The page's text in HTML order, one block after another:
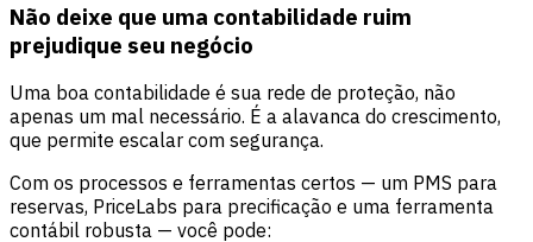
Não deixe que uma contabilidade ruim
prejudique seu negócio
Uma boa contabilidade é sua rede de proteção, não
apenas um mal necessário. É a alavanca do crescimento,
que permite escalar com segurança.
Com os processos e ferramentas certos — um PMS para
reservas, PriceLabs para precificação e uma ferramenta
contábil robusta — você pode: